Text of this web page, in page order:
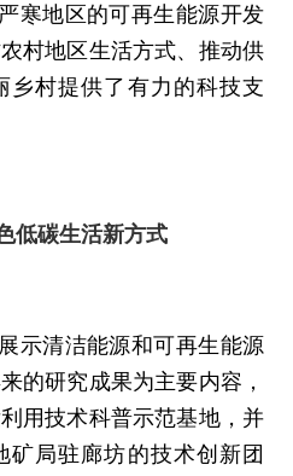
寒地区的可再生能源开发
村地区生活方式、推动供
乡村提供了有力的科技支
低碳生活新方式
示清洁能源和可再生能源
的研究成果为主要内容，
用技术科普示范基地，并
矿局驻廊坊的技术创新团